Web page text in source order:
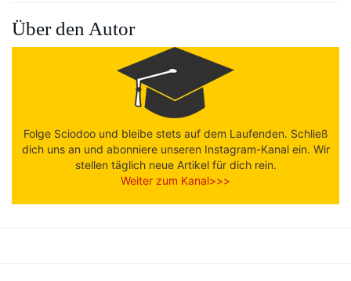
Über den Autor
Folge Sciodoo und bleibe stets auf dem Laufenden. Schließ
dich uns an und abonniere unseren Instagram-Kanal ein. Wir
stellen täglich neue Artikel für dich rein.
Weiter zum Kanal>>>